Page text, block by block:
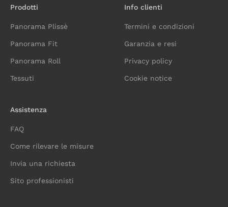
Prodotti
Panorama Plissè
Panorama Fit
Panorama Roll
Tessuti
Info clienti
Termini e condizioni
Garanzia e resi
Privacy policy
Cookie notice
Assistenza
FAQ
Come rilevare le misure
Invia una richiesta
Sito professionisti